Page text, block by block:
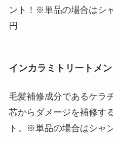
ント！※単品の場合はシ
円
インカラミトリートメ
毛髪補修成分であるケラ
芯からダメージを補修す
ト。※単品の場合はシャ